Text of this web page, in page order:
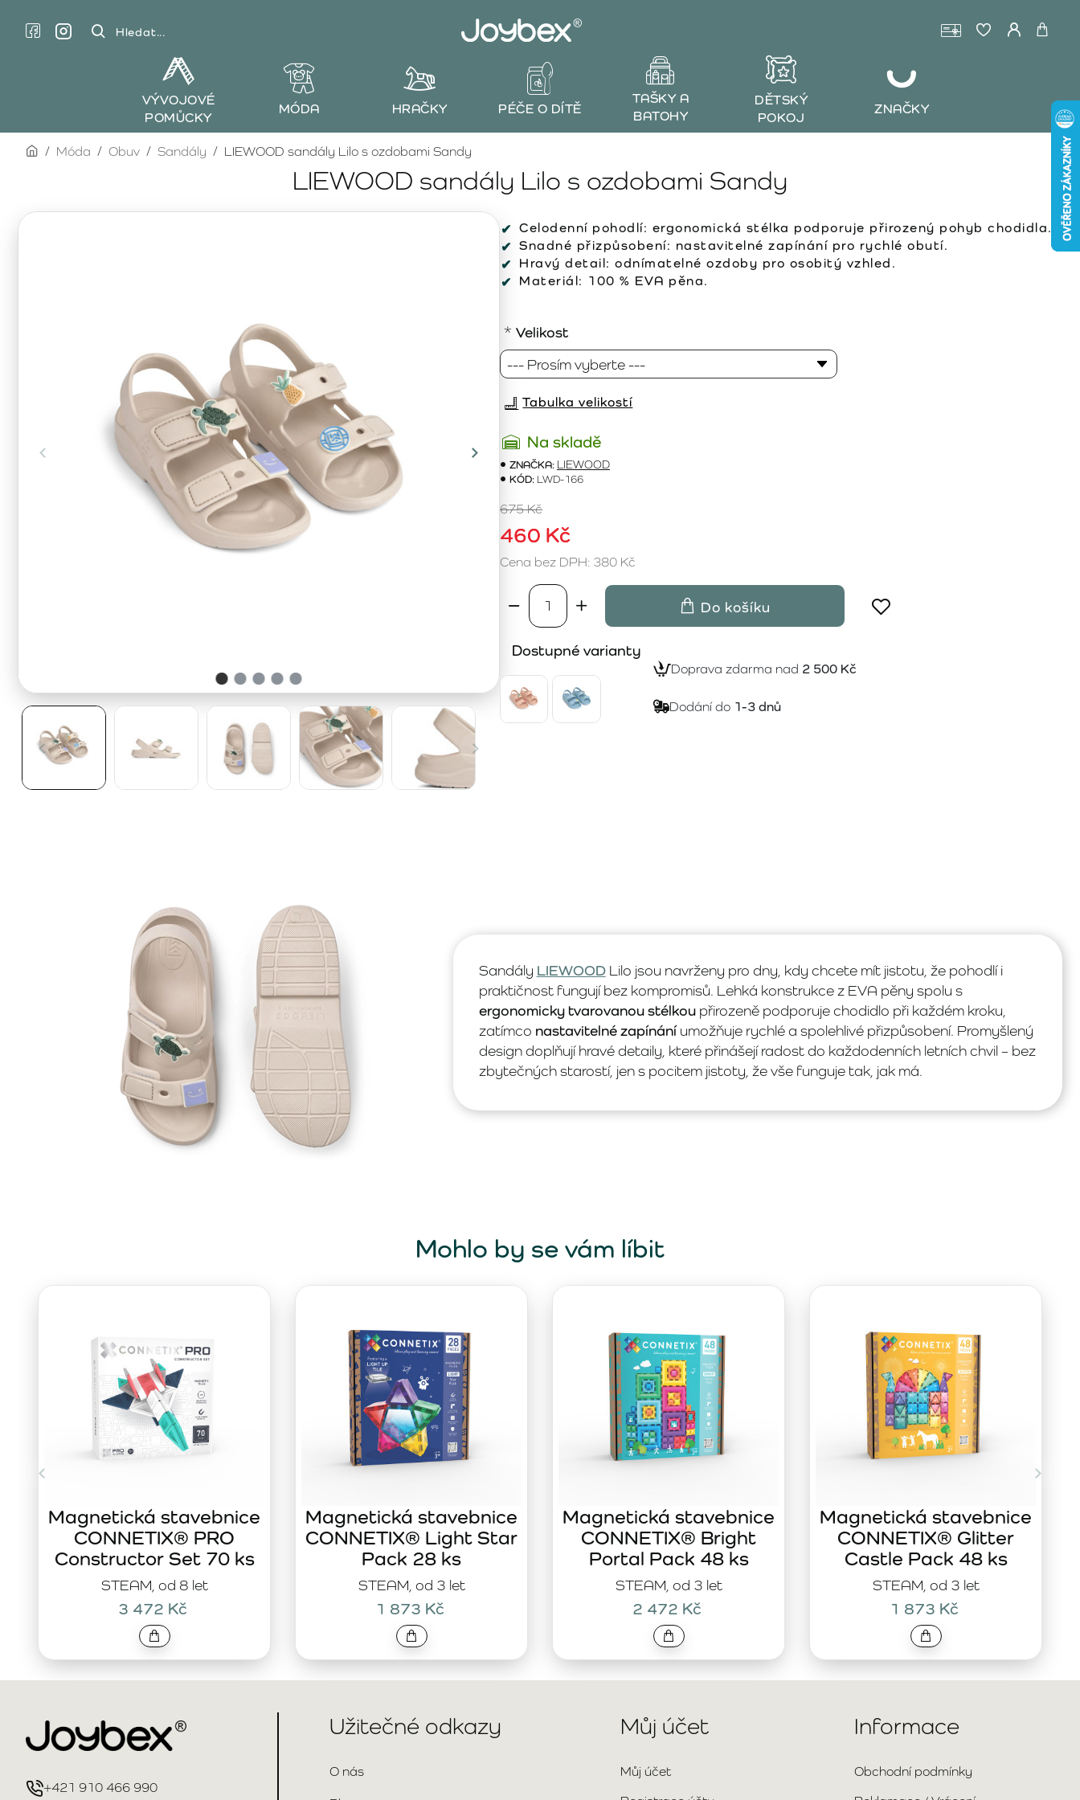
Hledat...
VÝVOJOVÉ
POMŮCKY
MÓDA HRAČKY PÉČE O DÍTĚ
TAŠKY A
BATOHY
DĚTSKÝ
POKOJ
ZNAČKY
LIEWOOD sandály Lilo s ozdobami Sandy
homeMóda Obuv Sandály LIEWOOD sandály Lilo s ozdobami Sandy
Celodenní pohodlí: ergonomická stélka podporuje přirozený pohyb chodidla.
Snadné přizpůsobení: nastavitelné zapínání pro rychlé obutí.
Hravý detail: odnímatelné ozdoby pro osobitý vzhled.
Materiál: 100 % EVA pěna.
Na skladě
ZNAČKA: LIEWOOD
KÓD: LWD-166
460 Kč
675 Kč
Cena bez DPH: 380 Kč
Velikost
Do košíku
Tabulka velikostí
Dostupné varianty
Doprava zdarma nad 2 500 Kč
Dodání do 1-3 dnů
Sandály LIEWOODLilo jsou navrženy pro dny, kdy chcete mít jistotu, že pohodlí i
praktičnost fungují bez kompromisů. Lehká konstrukce z EVA pěny spolu s
ergonomicky tvarovanou stélkoupřirozeně podporuje chodidlo při každém kroku,
zatímco nastavitelné zapínáníumožňuje rychlé a spolehlivé přizpůsobení. Promyšlený
design doplňují hravé detaily, které přinášejí radost do každodenních letních chvil – bez
zbytečných starostí, jen s pocitem jistoty, že vše funguje tak, jak má.
Mohlo by se vám líbit
STEAM, od 8 let
Magnetická stavebnice
CONNETIX® PRO
Constructor Set 70 ks
3 472 Kč
STEAM, od 3 let
Magnetická stavebnice
CONNETIX® Light Star
Pack 28 ks
1 873 Kč
STEAM, od 3 let
Magnetická stavebnice
CONNETIX® Bright
Portal Pack 48 ks
2 472 Kč
STEAM, od 3 let
Magnetická stavebnice
CONNETIX® Glitter
Castle Pack 48 ks
1 873 Kč
+421 910 466 990
Užitečné odkazy
O nás
Můj účet
Můj účet
Informace
Obchodní podmínky